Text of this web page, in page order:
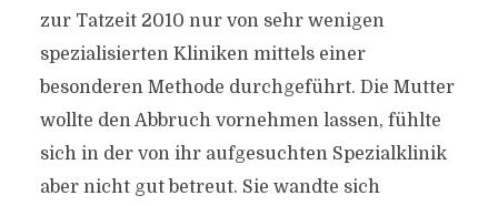
zur Tatzeit 2010 nur von sehr wenigen
spezialisierten Kliniken mittels einer
besonderen Methode durchgeführt. Die Mutter
wollte den Abbruch vornehmen lassen, fühlte
sich in der von ihr aufgesuchten Spezialklinik
aber nicht gut betreut. Sie wandte sich